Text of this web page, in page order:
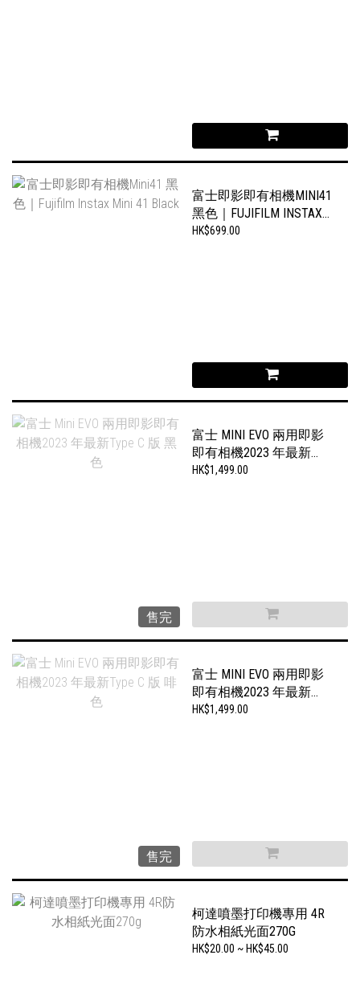
富士即影即有相機MINI41
黑色｜FUJIFILM INSTAX
MINI 41 BLACK
HK$699.00
售完
富士 MINI EVO 兩用即影
即有相機2023 年最新
HK$1,499.00
售完
富士 MINI EVO 兩用即影
即有相機2023 年最新
HK$1,499.00
柯達噴墨打印機專用 4R
防水相紙光面270G
HK$20.00 ~ HK$45.00